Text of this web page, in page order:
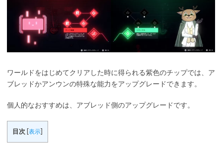
ワールドをはじめてクリアした時に得られる紫色のチップでは、ア
ブレッドかアンウンの特殊な能力をアップグレードできます。
個人的なおすすめは、アブレッド側のアップグレードです。
目次 [表示